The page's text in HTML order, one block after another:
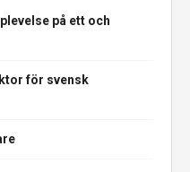
på ett och
för svensk